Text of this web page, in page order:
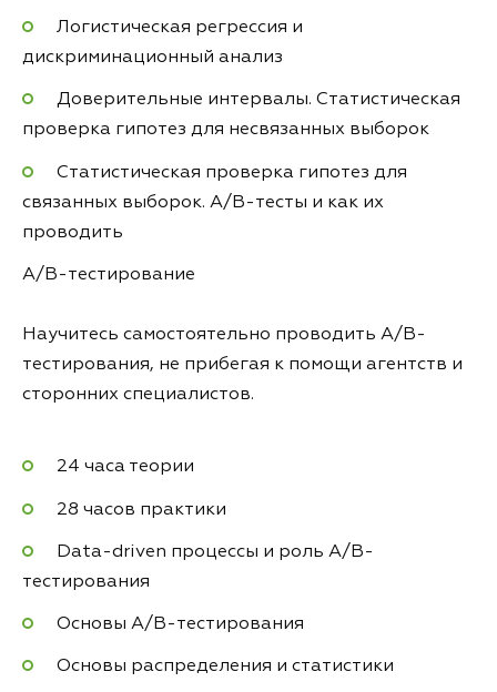
Логистическая регрессия и
дискриминационный анализ
Доверительные интервалы. Статистическая
проверка гипотез для несвязанных выборок
Статистическая проверка гипотез для
связанных выборок. A/B-тесты и как их
проводить
A/B-тестирование
Научитесь самостоятельно проводить A/B-
тестирования, не прибегая к помощи агентств и
сторонних специалистов.
24 часа теории
28 часов практики
Data-driven процессы и роль A/B-
тестирования
Основы A/B-тестирования
Основы распределения и статистики